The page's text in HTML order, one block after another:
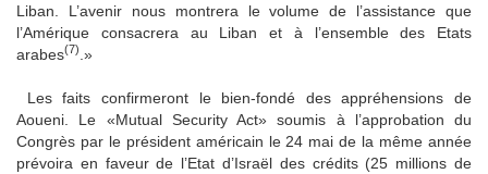
Liban. L’avenir nous montrera le volume de l’assistance que
l’Amérique consacrera au Liban et à l’ensemble des Etats
arabes(7) .»
Les faits confirmeront le bien-fondé des appréhensions de
Aoueni. Le «Mutual Security Act» soumis à l’approbation du
Congrès par le président américain le 24 mai de la même année
prévoira en faveur de l’Etat d’Israël des crédits (25 millions de